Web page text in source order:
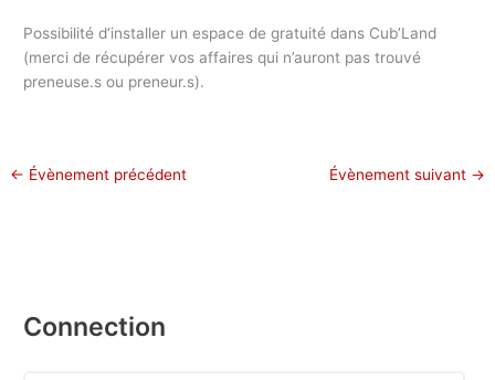
Possibilité d’installer un espace de gratuité dans Cub’Land
(merci de récupérer vos affaires qui n’auront pas trouvé
preneuse.s ou preneur.s).
← Évènement précédent Évènement suivant →
Connection